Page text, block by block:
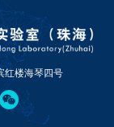
红楼海琴四号